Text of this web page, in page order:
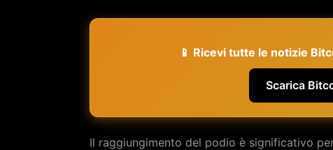
📱 Ricevi tutte le notizie
Scarica
Il raggiungimento del podio è significativo